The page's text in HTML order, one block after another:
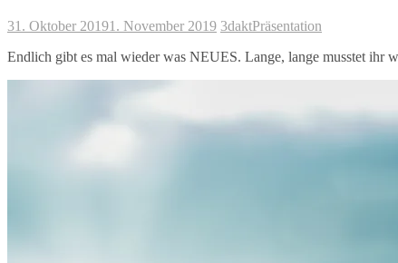
31. Oktober 20191. November 2019 3daktPräsentation
Endlich gibt es mal wieder was NEUES. Lange, lange musstet